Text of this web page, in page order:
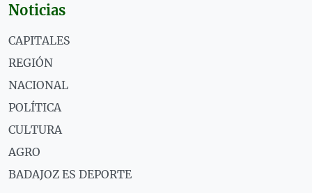
Noticias
CAPITALES
REGIÓN
NACIONAL
POLÍTICA
CULTURA
AGRO
BADAJOZ ES DEPORTE